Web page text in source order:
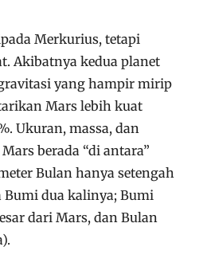
Merkurius, tetapi
Akibatnya kedua planet
yang hampir mirip
Mars lebih kuat
Ukuran, massa, dan
berada “di antara”
Bulan hanya setengah
Bumi dua kalinya; Bumi
dari Mars, dan Bulan